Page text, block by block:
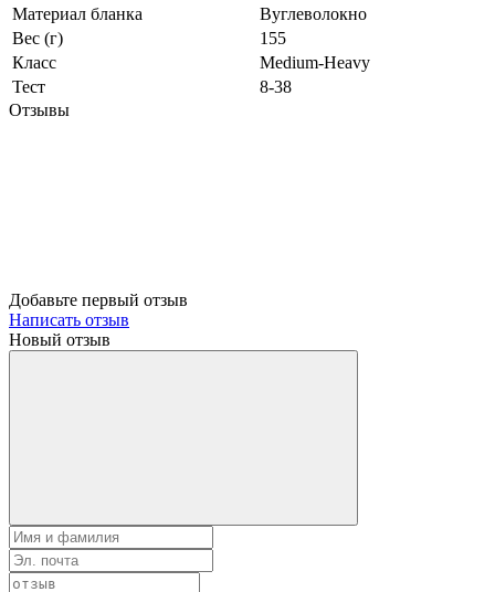
Материал бланка
Вуглеволокно
Вес (г)
155
Класс
Medium-Heavy
Тест
8-38
Отзывы
Добавьте первый отзыв
Написать отзыв
Новый отзыв